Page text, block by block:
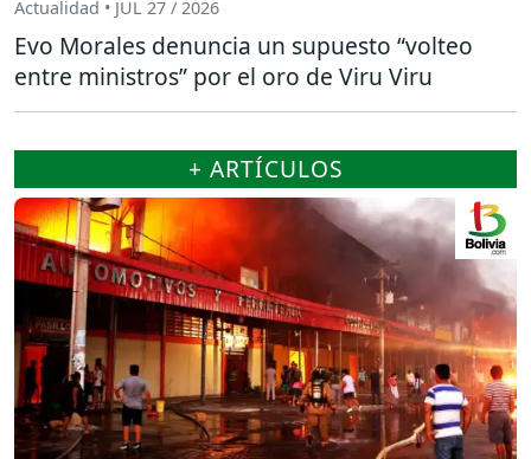
Actualidad • JUL 27 / 2026
Evo Morales denuncia un supuesto “volteo
entre ministros” por el oro de Viru Viru
+ ARTÍCULOS